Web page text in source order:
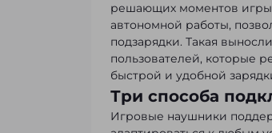
решающих моментов игры.
автономной работы,
подзарядки. Такая
пользователей, которые
быстрой и удобной
Три способа
Игровые наушники